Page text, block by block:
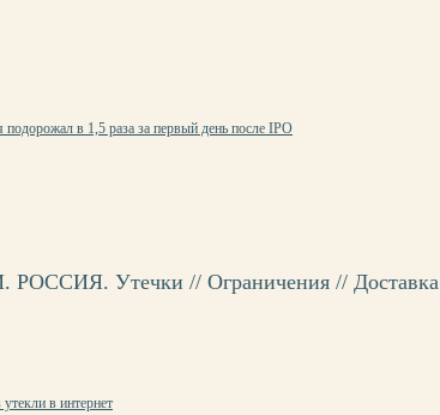
в 1,5 раза за первый день после IPO
Утечки // Ограничения // Доставка
в интернет